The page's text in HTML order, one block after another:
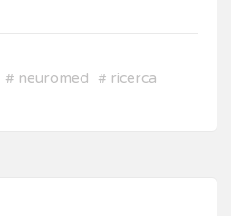
# neuromed # ricerca